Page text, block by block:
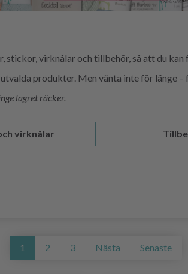
stickor, virknålar och tillbehör, så att du
produkter. Men vänta inte för länge
lagret räcker.
virknålar
1 2 3 Nästa Senaste